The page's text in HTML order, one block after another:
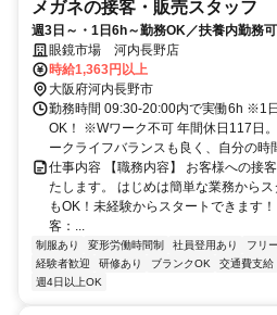
メガネの接客・販売スタッフ
週3日～・1日6h～勤務OK／扶養内勤務
スタッフ多数！
眼鏡市場 河内長野店
時給1,363円以上
大阪府河内長野市
勤務時間 09:30-20:00内で実働6h ※1
OK！ ※Wワーク不可 年間休日117日
ークライフバランスも良く、自分の時
仕事内容 【職務内容】 お客様への接
たします。 はじめは簡単な業務から
もOK！未経験からスタートできます
客：...
制服あり 変形労働時間制 社員登用あり フリ
経験者歓迎
研修あり ブランクOK 交通費支給
週4日以上OK